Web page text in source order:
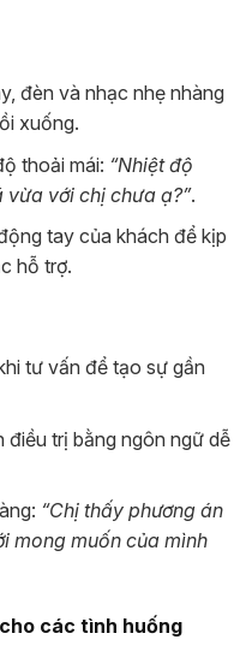
đèn và nhạc nhẹ nhàng
xuống.
thoải mái: “Nhiệt độ
với chị chưa ạ?”.
tay của khách để kịp
hỗ trợ.
tư vấn để tạo sự gần
điều trị bằng ngôn ngữ dễ
“Chị thấy phương án
mong muốn của mình
các tình huống